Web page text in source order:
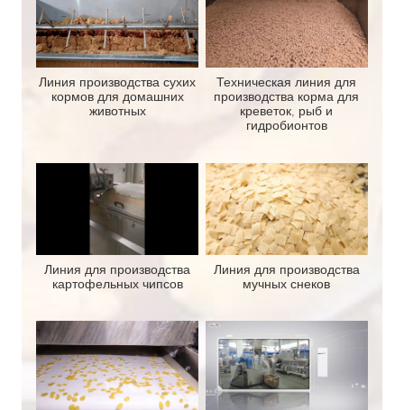
Линия производства сухих
кормов для домашних
животных
Техническая линия для
производства корма для
креветок, рыб и
гидробионтов
Линия для производства
картофельных чипсов
Линия для производства
мучных снеков